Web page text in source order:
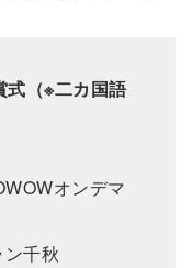
式（※二カ国語
オンデマ
千秋